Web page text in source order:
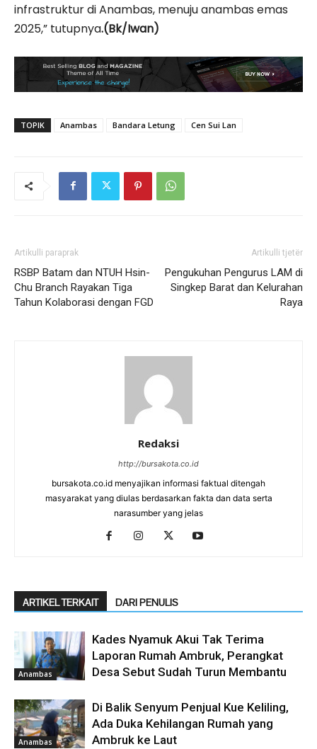
infrastruktur di Anambas, menuju anambas emas
2025,” tutupnya.(Bk/Iwan)
TOPIK Anambas Bandara Letung Cen Sui Lan
Artikulli paraprak
RSBP Batam dan NTUH Hsin-
Chu Branch Rayakan Tiga
Tahun Kolaborasi dengan FGD
Artikulli tjetër
Pengukuhan Pengurus LAM di
Singkep Barat dan Kelurahan
Raya
Redaksi
http://bursakota.co.id
bursakota.co.id menyajikan informasi faktual ditengah
masyarakat yang diulas berdasarkan fakta dan data serta
narasumber yang jelas
ARTIKEL TERKAIT DARI PENULIS
Anambas
Kades Nyamuk Akui Tak Terima
Laporan Rumah Ambruk, Perangkat
Desa Sebut Sudah Turun Membantu
Anambas
Di Balik Senyum Penjual Kue Keliling,
Ada Duka Kehilangan Rumah yang
Ambruk ke Laut